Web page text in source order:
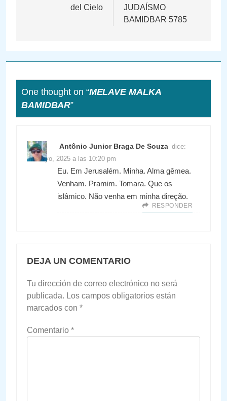
del Cielo
JUDAÍSMO
BAMIDBAR 5785
One thought on “MELAVE MALKA
BAMIDBAR”
Antônio Junior Braga De Souza dice:
24 mayo, 2025 a las 10:20 pm
Eu. Em Jerusalém. Minha. Alma gêmea.
Venham. Pramim. Tomara. Que os
islâmico. Não venha em minha direção.
RESPONDER
DEJA UN COMENTARIO
Tu dirección de correo electrónico no será
publicada. Los campos obligatorios están
marcados con *
Comentario *